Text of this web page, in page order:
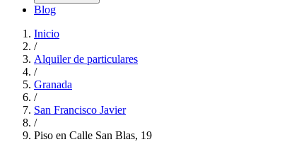
Blog
Inicio
/
Alquiler de particulares
/
Granada
/
San Francisco Javier
/
Piso en Calle San Blas, 19